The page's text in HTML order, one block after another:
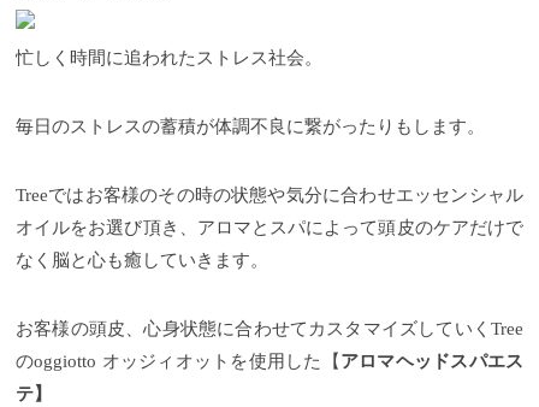
忙しく時間に追われたストレス社会。
毎日のストレスの蓄積が体調不良に繋がったりもします。
Treeではお客様のその時の状態や気分に合わせエッセンシャル
オイルをお選び頂き、アロマとスパによって頭皮のケアだけで
なく脳と心も癒していきます。
お客様の頭皮、心身状態に合わせてカスタマイズしていくTree
のoggiotto オッジィオットを使用した【 アロマヘッドスパエス
テ】